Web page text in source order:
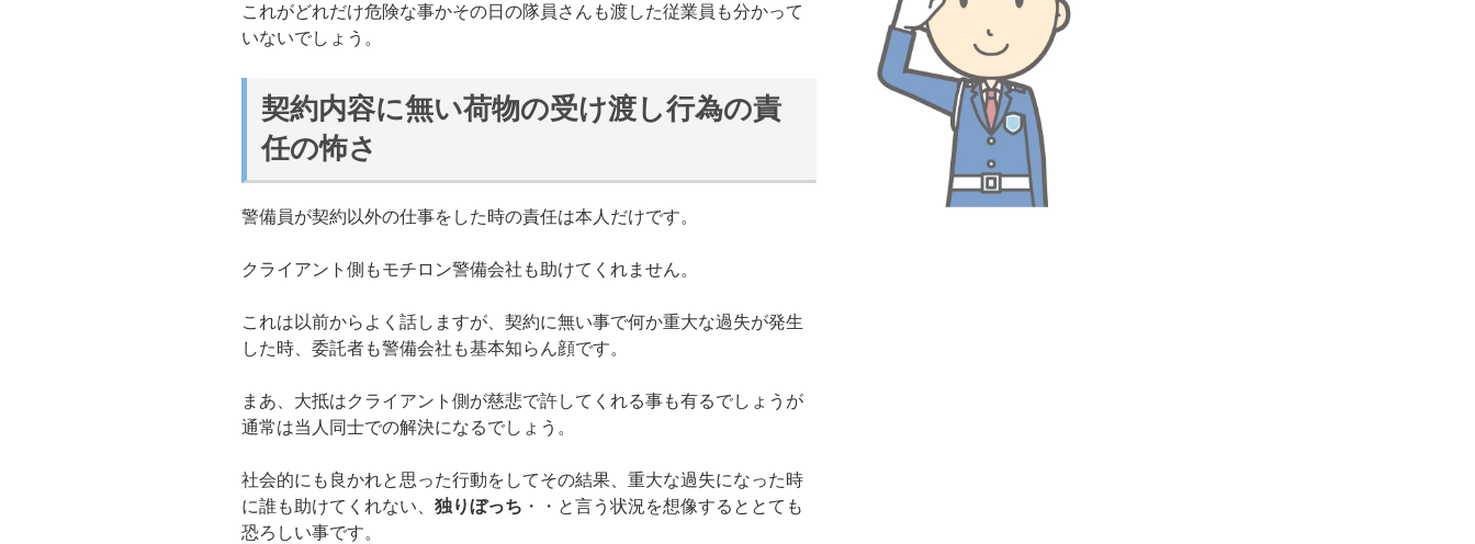
これがどれだけ危険な事かその日の隊員さんも渡した従業員も分かって
いないでしょう。
契約内容に無い荷物の受け渡し行為の責
任の怖さ
警備員が契約以外の仕事をした時の責任は本人だけです。
クライアント側もモチロン警備会社も助けてくれません。
これは以前からよく話しますが、契約に無い事で何か重大な過失が発生
した時、委託者も警備会社も基本知らん顔です。
まあ、大抵はクライアント側が慈悲で許してくれる事も有るでしょうが
通常は当人同士での解決になるでしょう。
社会的にも良かれと思った行動をしてその結果、重大な過失になった時
に誰も助けてくれない、 独りぼっち ・・と言う状況を想像するととても
恐ろしい事です。